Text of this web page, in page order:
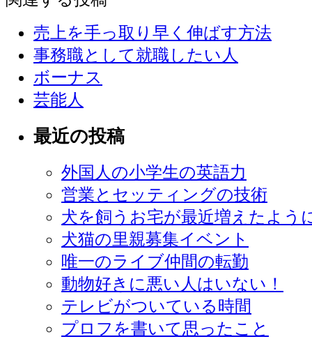
売上を手っ取り早く伸ばす方法
事務職として就職したい人
ボーナス
芸能人
最近の投稿
外国人の小学生の英語力
営業とセッティングの技術
犬を飼うお宅が最近増えたよう
犬猫の里親募集イベント
唯一のライブ仲間の転勤
動物好きに悪い人はいない！
テレビがついている時間
プロフを書いて思ったこと